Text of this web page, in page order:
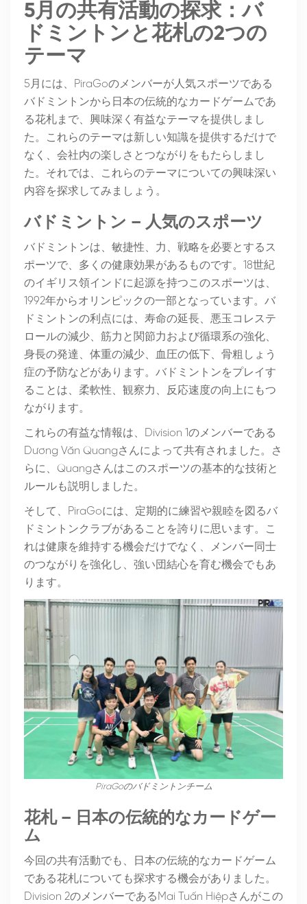
5月の共有活動の探求：バ
ドミントンと花札の2つの
テーマ
5月には、PiraGoのメンバーが人気スポーツである
バドミントンから日本の伝統的なカードゲームであ
る花札まで、興味深く有益なテーマを提供しまし
た。これらのテーマは新しい知識を提供するだけで
なく、会社内の楽しさとつながりをもたらしまし
た。それでは、これらのテーマについての興味深い
内容を探求してみましょう。
バドミントン – 人気のスポーツ
バドミントンは、敏捷性、力、戦略を必要とするス
ポーツで、多くの健康効果があるものです。18世紀
のイギリス領インドに起源を持つこのスポーツは、
1992年からオリンピックの一部となっています。バ
ドミントンの利点には、寿命の延長、悪玉コレステ
ロールの減少、筋力と関節力および循環系の強化、
身長の発達、体重の減少、血圧の低下、骨粗しょう
症の予防などがあります。バドミントンをプレイす
ることは、柔軟性、観察力、反応速度の向上にもつ
ながります。
これらの有益な情報は、Division 1のメンバーである
Dương Văn Quangさんによって共有されました。さ
らに、Quangさんはこのスポーツの基本的な技術と
ルールも説明しました。
そして、PiraGoには、定期的に練習や親睦を図るバ
ドミントンクラブがあることを誇りに思います。こ
れは健康を維持する機会だけでなく、メンバー同士
のつながりを強化し、強い団結心を育む機会でもあ
ります。
PiraGoのバドミントンチーム
花札 – 日本の伝統的なカードゲー
ム
今回の共有活動でも、日本の伝統的なカードゲーム
である花札についても探求する機会がありました。
Division 2のメンバーであるMai Tuấn Hiệpさんがこの